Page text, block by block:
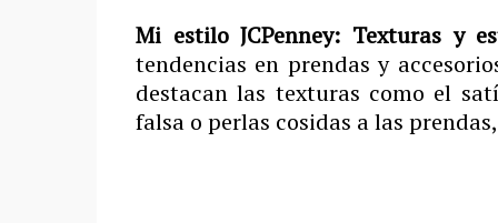
Mi estilo JCPenney: Texturas y
tendencias en prendas y
destacan las texturas como el
falsa o perlas cosidas a las